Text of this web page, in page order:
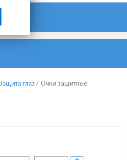
глаз / Очки защитные